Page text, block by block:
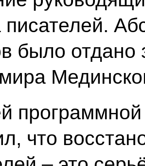
было отдано
что